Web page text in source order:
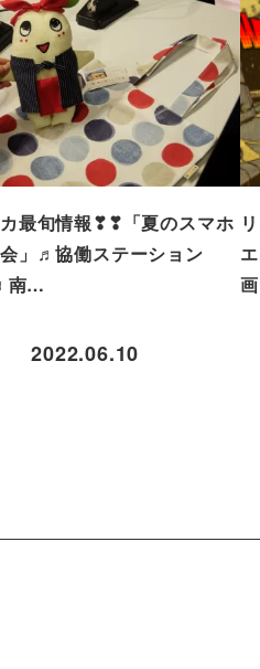
最旬情報❣❣「夏のスマホ
」♬協働ステーション
南…
2022.06.10